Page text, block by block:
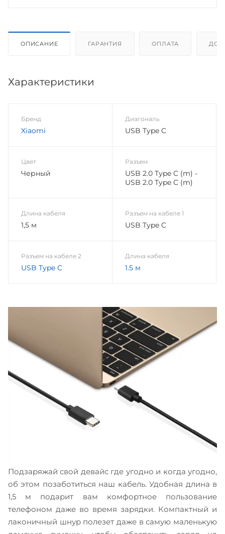
ОПИСАНИЕ ГАРАНТИЯ ОПЛАТА
Подзаряжай свой девайс где угодно и когда угодно,
об этом позаботиться наш кабель. Удобная длина в
1,5 м подарит вам комфортное пользование
телефоном даже во время зарядки. Компактный и
лаконичный шнур полезет даже в самую маленькую
Характеристики
Бренд
Xiaomi
Диагональ
USB Type C
Цвет
Черный
Разъем
USB 2.0 Type C (m) -
USB 2.0 Type C (m)
Длина кабеля
1,5 м
Разъем на кабеле 1
USB Type C
Разъем на кабеле 2
USB Type C
Длина кабеля
1.5 м